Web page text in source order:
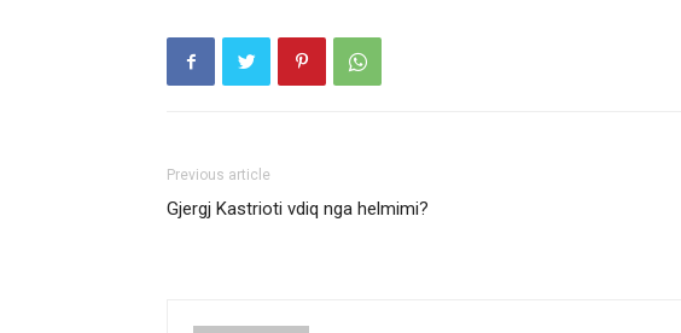
Previous article
Gjergj Kastrioti vdiq nga helmimi?